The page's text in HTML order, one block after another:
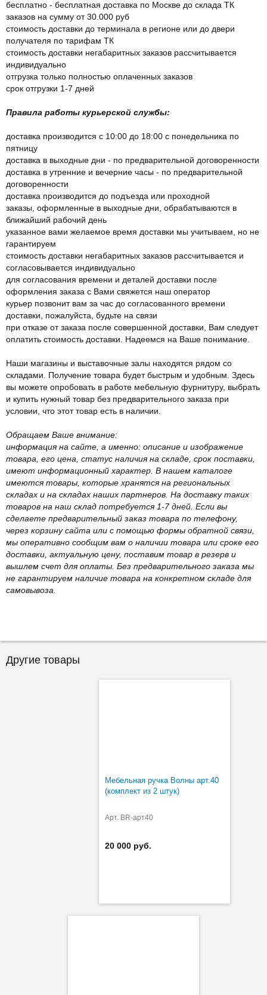
бесплатно - бесплатная доставка по Москве до склада ТК
заказов на сумму от 30.000 руб
стоимость доставки до терминала в регионе или до двери
получателя по тарифам ТК
стоимость доставки негабаритных заказов рассчитывается
индивидуально
отгрузка только полностью оплаченных заказов
срок отгрузки 1-7 дней
Правила работы курьерской службы:
доставка производится с 10:00 до 18:00 с понедельника по
пятницу
доставка в выходные дни - по предварительной договоренности
доставка в утренние и вечерние часы - по предварительной
договоренности
доставка производится до подъезда или проходной
заказы, оформленные в выходные дни, обрабатываются в
ближайший рабочий день
указанное вами желаемое время доставки мы учитываем, но не
гарантируем
стоимость доставки негабаритных заказов рассчитывается и
согласовывается индивидуально
для согласования времени и деталей доставки после
оформления заказа с Вами свяжется наш оператор
курьер позвонит вам за час до согласованного времени
доставки, пожалуйста, будьте на связи
при отказе от заказа после совершенной доставки, Вам следует
оплатить стоимость доставки. Надеемся на Ваше понимание.
Наши магазины и выставочные залы находятся рядом со
складами. Получение товара будет быстрым и удобным. Здесь
вы можете опробовать в работе мебельную фурнитуру, выбрать
и купить нужный товар без предварительного заказа при
условии, что этот товар есть в наличии.
Обращаем Ваше внимание:
информация на сайте, а именно: описание и изображение
товара, его цена, статус наличия на складе, срок поставки,
имеют информационный характер. В нашем каталоге
имеются товары, которые хранятся на региональных
складах и на складах наших партнеров. На доставку таких
товаров на наш склад потребуется 1-7 дней. Если вы
сделаете предварительный заказ товара по телефону,
через корзину сайта или с помощью формы обратной связи,
мы оперативно сообщим вам о наличии товара или сроке его
доставки, актуальную цену, поставим товар в резерв и
вышлем счет для оплаты. Без предварительного заказа мы
не гарантируем наличие товара на конкретном складе для
самовывоза.
Другие товары
Мебельная ручка Волны арт.40
(комплект из 2 штук)
Арт. BR-арт40
20 000 руб.